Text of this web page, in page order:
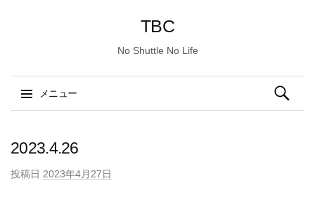
TBC
No Shuttle No Life
メニュー
ン
ン
検
索:
2023.4.26
投稿日 2023年4月27日